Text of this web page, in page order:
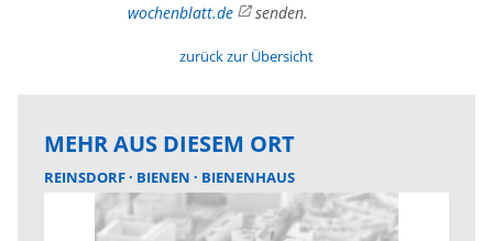
wochenblatt.de
senden.
zurück zur Übersicht
MEHR AUS DIESEM ORT
REINSDORF BIENEN BIENENHAUS